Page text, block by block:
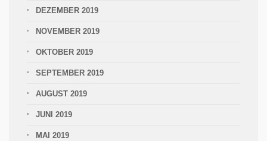
DEZEMBER 2019
NOVEMBER 2019
OKTOBER 2019
SEPTEMBER 2019
AUGUST 2019
JUNI 2019
MAI 2019